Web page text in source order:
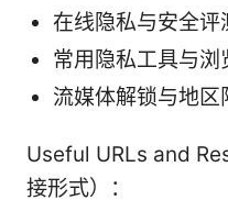
在线隐私与安全评
常用隐私工具与
流媒体解锁与地
Useful URLs and
接形式）：